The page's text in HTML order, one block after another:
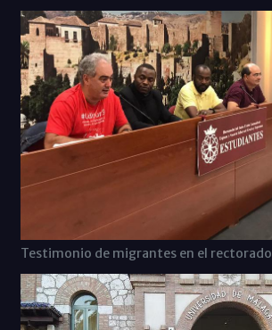
Testimonio de migrantes en el rectorado